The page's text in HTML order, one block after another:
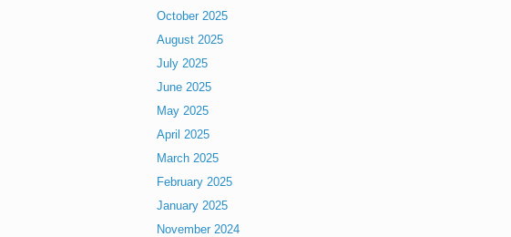
October 2025
August 2025
July 2025
June 2025
May 2025
April 2025
March 2025
February 2025
January 2025
November 2024